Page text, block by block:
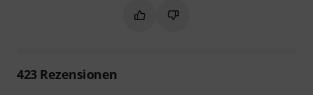
Markieren Sie diese
Markieren Sie diese
423Rezensionen